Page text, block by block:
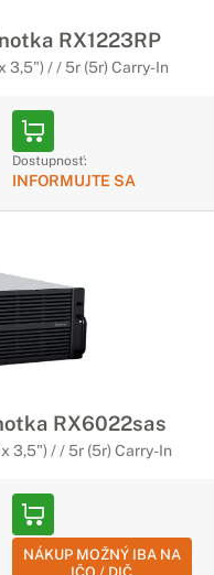
RX1223RP
3,5") / / 5r (5r) Carry-In
Dostupnosť:
INFORMUJTE SA
RX6022sas
3,5") / / 5r (5r) Carry-In
NÁKUP MOŽNÝ IBA NA